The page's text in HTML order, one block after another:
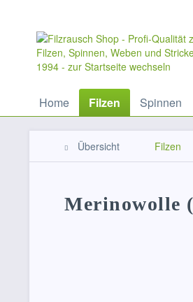
Home Filzen Spinnen
Übersicht Filzen
Merinowolle